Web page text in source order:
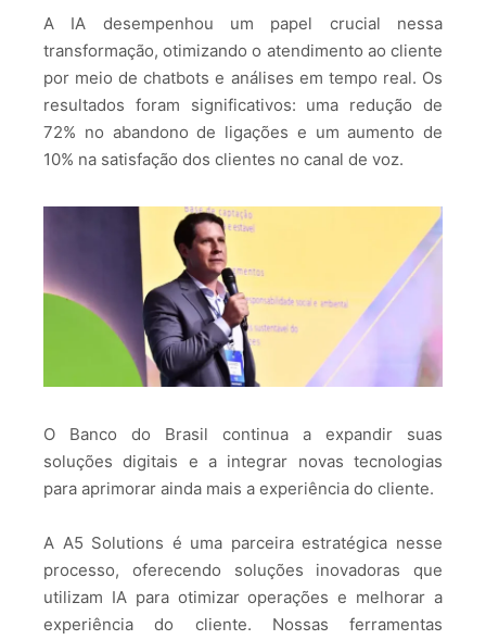
A IA desempenhou um papel crucial nessa
transformação, otimizando o atendimento ao cliente
por meio de chatbots e análises em tempo real. Os
resultados foram significativos: uma redução de
72% no abandono de ligações e um aumento de
10% na satisfação dos clientes no canal de voz.
O Banco do Brasil continua a expandir suas
soluções digitais e a integrar novas tecnologias
para aprimorar ainda mais a experiência do cliente.
A A5 Solutions é uma parceira estratégica nesse
processo, oferecendo soluções inovadoras que
utilizam IA para otimizar operações e melhorar a
experiência do cliente. Nossas ferramentas